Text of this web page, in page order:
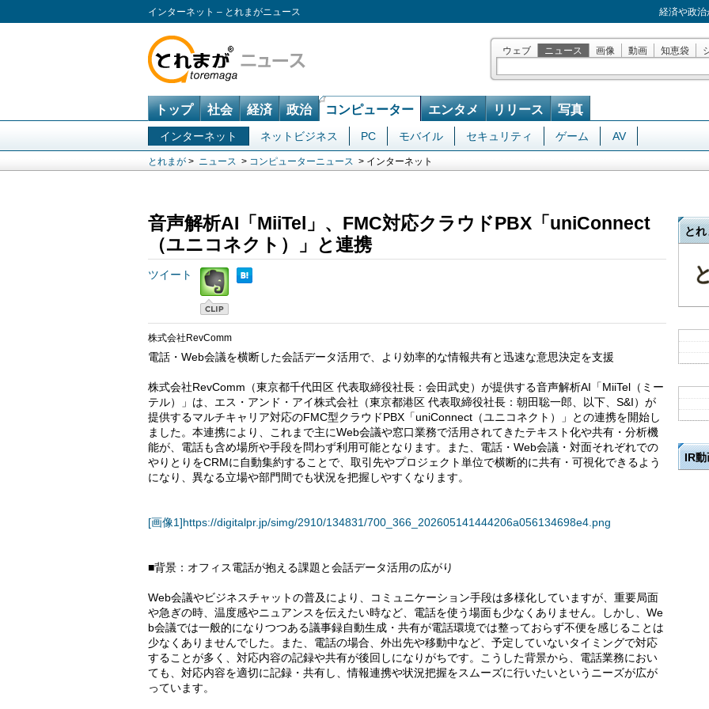
インターネット – とれまがニュース 経済や政
ウェブ ニュース 画像 動画 知恵袋
トップ 社会 経済 政治 コンピューター エンタメ リリース 写真
インターネット ネットビジネス PC モバイル セキュリティ ゲーム AV
とれまが > ニュース > コンピューターニュース > インターネット
音声解析AI「MiiTel」、FMC対応クラウドPBX「uniConnect
（ユニコネクト）」と連携
ツイート
株式会社RevComm
電話・Web会議を横断した会話データ活用で、より効率的な情報共有と迅速な意思決定を支援
株式会社RevComm（東京都千代田区 代表取締役社長：会田武史）が提供する音声解析AI「MiiTel（ミー
テル）」は、エス・アンド・アイ株式会社（東京都港区 代表取締役社長：朝田聡一郎、以下、S&I）が
提供するマルチキャリア対応のFMC型クラウドPBX「uniConnect（ユニコネクト）」との連携を開始し
ました。本連携により、これまで主にWeb会議や窓口業務で活用されてきたテキスト化や共有・分析機
能が、電話も含め場所や手段を問わず利用可能となります。また、電話・Web会議・対面それぞれでの
やりとりをCRMに自動集約することで、取引先やプロジェクト単位で横断的に共有・可視化できるよう
になり、異なる立場や部門間でも状況を把握しやすくなります。
[画像1]https://digitalpr.jp/simg/2910/134831/700_366_202605141444206a056134698e4.png
■背景：オフィス電話が抱える課題と会話データ活用の広がり
Web会議やビジネスチャットの普及により、コミュニケーション手段は多様化していますが、重要局面
や急ぎの時、温度感やニュアンスを伝えたい時など、電話を使う場面も少なくありません。しかし、We
b会議では一般的になりつつある議事録自動生成・共有が電話環境では整っておらず不便を感じることは
少なくありませんでした。また、電話の場合、外出先や移動中など、予定していないタイミングで対応
することが多く、対応内容の記録や共有が後回しになりがちです。こうした背景から、電話業務におい
ても、対応内容を適切に記録・共有し、情報連携や状況把握をスムーズに行いたいというニーズが広が
っています。
とれ
IR動